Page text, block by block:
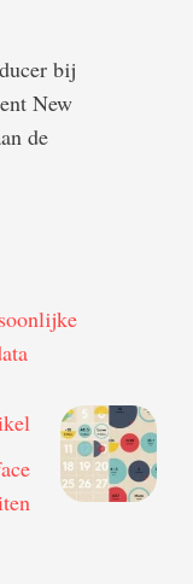
bij
New
de